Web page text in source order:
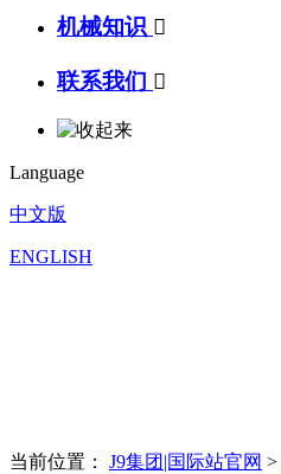
机械知识 
联系我们 
Language
中文版
ENGLISH
当前位置： J9集团|国际站官网 >